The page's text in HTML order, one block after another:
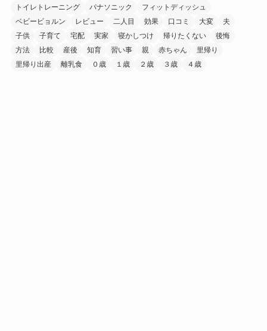
トイレトレーニング
パナソニック
フィットディッシュ
ベビービョルン
レビュー 二人目 効果 口コミ 大変
夫
子供
子育て 宅配 実家 寝かしつけ 帰りたくない
後悔
方法
比較 産後 知育 習い事 親 赤ちゃん
里帰り
里帰り出産
離乳食 ０歳 １歳 ２歳 ３歳 ４歳